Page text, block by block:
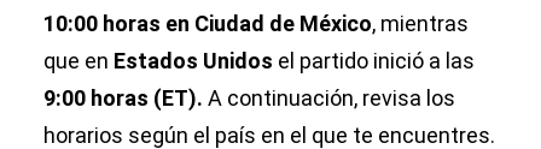
10:00 horas en Ciudad de México, mientras
que en Estados Unidos el partido inició a las
9:00 horas (ET). A continuación, revisa los
horarios según el país en el que te encuentres.